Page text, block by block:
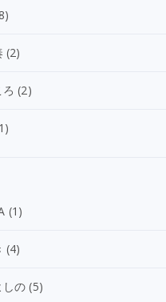
(2)
(2)
(1)
(4)
しの (5)